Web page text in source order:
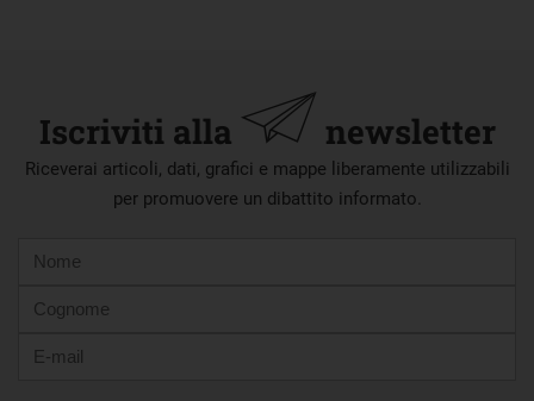
Iscriviti alla newsletter
Riceverai articoli, dati, grafici e mappe liberamente utilizzabili
per promuovere un dibattito informato.
mail